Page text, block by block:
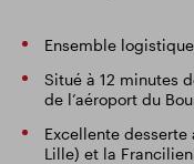
Ensemble
Situé à 12 minutes
de l’aéroport du
Excellente desserte
Lille) et la